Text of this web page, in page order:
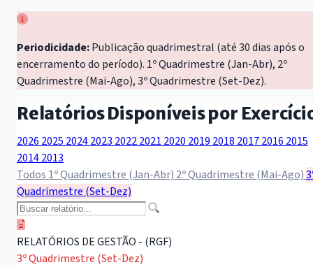
Periodicidade:Publicação quadrimestral (até 30 dias após o
encerramento do período). 1º Quadrimestre (Jan-Abr), 2º
Quadrimestre (Mai-Ago), 3º Quadrimestre (Set-Dez).
Relatórios Disponíveis por
2026 2025 20242023 20222021 2020 2019 2018 20172016 2015
20142013
Todos 1º Quadrimestre (Jan-Abr) 2º Quadrimestre (Mai-Ago)
Quadrimestre (Set-Dez)
RELATÓRIOS DE GESTÃO - (RGF)
3º Quadrimestre (Set-Dez)